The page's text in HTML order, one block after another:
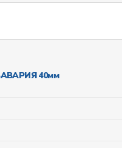
40мм